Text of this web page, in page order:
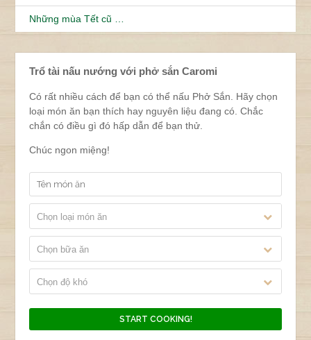
Những mùa Tết cũ …
Trổ tài nấu nướng với phở sắn Caromi
Có rất nhiều cách để bạn có thể nấu Phở Sắn. Hãy chọn
loại món ăn bạn thích hay nguyên liệu đang có. Chắc
chắn có điều gì đó hấp dẫn để bạn thử.
Chúc ngon miệng!
Chọn loại món ăn
Chọn bữa ăn
Chọn độ khó